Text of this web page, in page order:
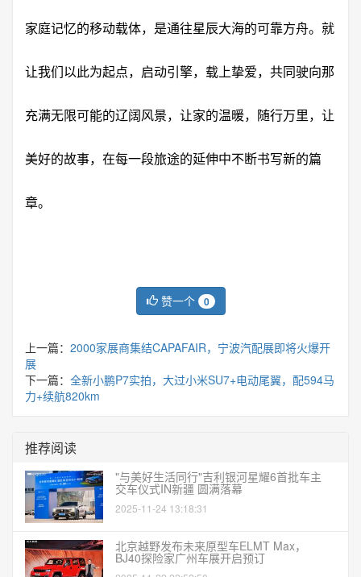
家庭记忆的移动载体，是通往星辰大海的可靠方舟。就
让我们以此为起点，启动引擎，载上挚爱，共同驶向那
充满无限可能的辽阔风景，让家的温暖，随行万里，让
美好的故事，在每一段旅途的延伸中不断书写新的篇
章。
赞一个 0
上一篇： 2000家展商集结CAPAFAIR，宁波汽配展即将火爆开
展
下一篇： 全新小鹏P7实拍，大过小米SU7+电动尾翼，配594马
力+续航820km
推荐阅读
"与美好生活同行"吉利银河星耀6首批车主
交车仪式IN新疆 圆满落幕
2025-11-24 13:18:31
北京越野发布未来原型车ELMT Max，
BJ40探险家广州车展开启预订